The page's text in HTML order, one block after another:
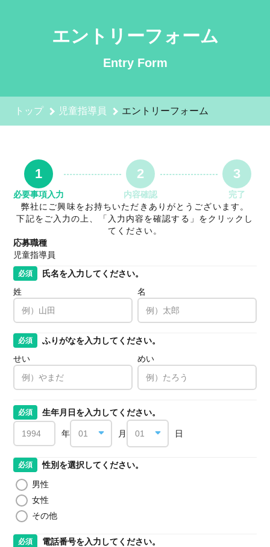
エントリーフォーム
Entry Form
トップ 児童指導員 エントリーフォーム
1
必要事項入力
2
内容確認
3
完了
弊社にご興味をお持ちいただきありがとうございます。
下記をご入力の上、「入力内容を確認する」をクリックし
てください。
応募職種
児童指導員
必須
氏名を入力してください。
姓
名
必須
ふりがなを入力してください。
せい
めい
必須 生年月日を入力してください。
年 月 日
必須
性別を選択してください。
男性
女性
その他
必須 電話番号を入力してください。